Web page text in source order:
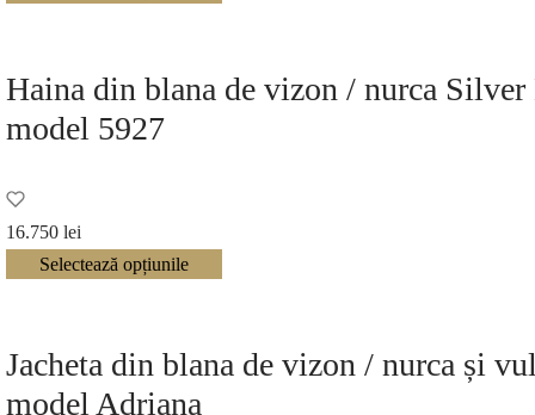
Haina din blana de vizon / nurca
model 5927
16.750 lei
Selectează opțiunile
Jacheta din blana de vizon / nurca și
model Adriana